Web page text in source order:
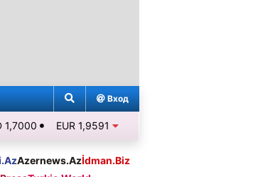
Вход
1,7000 EUR 1,9591
Azernews.Azİdman.Biz